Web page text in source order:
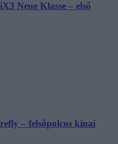
Neue Klasse – első
– felsőpolcos kínai